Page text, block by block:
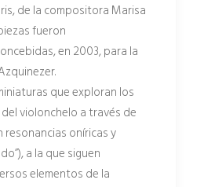
de la compositora Marisa
fueron
en 2003, para la
que exploran los
violonchelo a través de
resonancias oníricas y
a la que siguen
elementos de la